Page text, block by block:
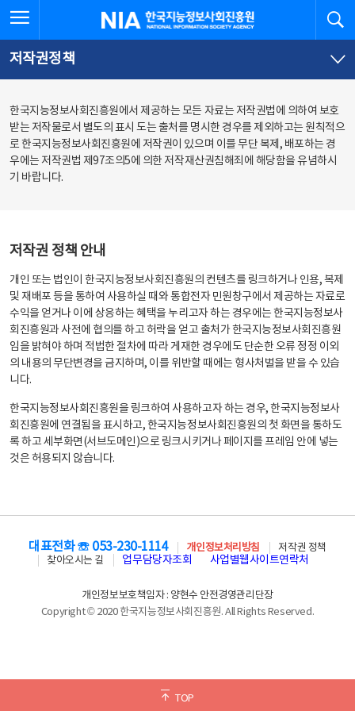
문
로
가
체
뉴
바
가
한국지능정보사회진흥원
저작권정책
한국지능정보사회진흥원에서 제공하는 모든 자료는 저작권법에 의하여 보호
받는 저작물로서 별도의 표시 도는 출처를 명시한 경우를 제외하고는 원칙적으
로 한국지능정보사회진흥원에 저작권이 있으며 이를 무단 복제, 배포하는 경
우에는 저작권법 제97조의5에 의한 저작재산권침해죄에 해당함을 유념하시
기 바랍니다.
저작권 정책 안내
개인 또는 법인이 한국지능정보사회진흥원의 컨텐츠를 링크하거나 인용, 복제
및 재배포 등을 통하여 사용하실 때와 통합전자 민원창구에서 제공하는 자료로
수익을 얻거나 이에 상응하는 혜택을 누리고자 하는 경우에는 한국지능정보사
회진흥원과 사전에 협의를 하고 허락을 얻고 출처가 한국지능정보사회진흥원
임을 밝혀야 하며 적법한 절차에 따라 게재한 경우에도 단순한 오류 정정 이외
의 내용의 무단변경을 금지하며, 이를 위반할 때에는 형사처벌을 받을 수 있습
니다.
한국지능정보사회진흥원을 링크하여 사용하고자 하는 경우, 한국지능정보사
회진흥원에 연결됨을 표시하고, 한국지능정보사회진흥원의 첫 화면을 통하도
록 하고 세부화면(서브도메인)으로 링크시키거나 페이지를 프레임 안에 넣는
것은 허용되지 않습니다.
TOP
대표전화 ☏ 053-230-1114 개인정보처리방침
저작권 정책
찾아오시는 길
업무담당자조회 사업별웹사이트연락처
개인정보보호책임자 : 양현수 안전경영관리단장
Copyright © 2020 한국지능정보사회진흥원. All Rights Reserved.